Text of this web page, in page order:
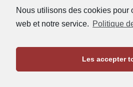
Nous utilisons des cookies pour
web et notre service. Politique
Les accepter
Politique de cookies (UE)
Maison de l'Archéologie